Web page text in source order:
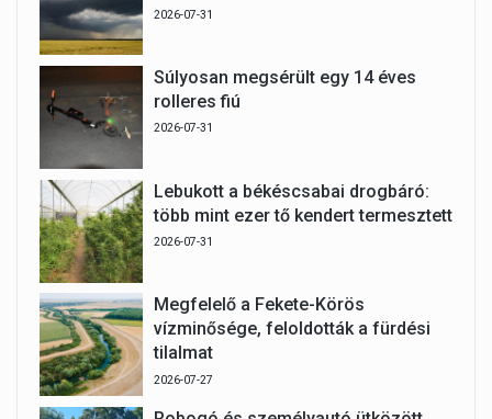
2026-07-31
Súlyosan megsérült egy 14 éves
rolleres fiú
2026-07-31
Lebukott a békéscsabai drogbáró:
több mint ezer tő kendert termesztett
2026-07-31
Megfelelő a Fekete-Körös
vízminősége, feloldották a fürdési
tilalmat
2026-07-27